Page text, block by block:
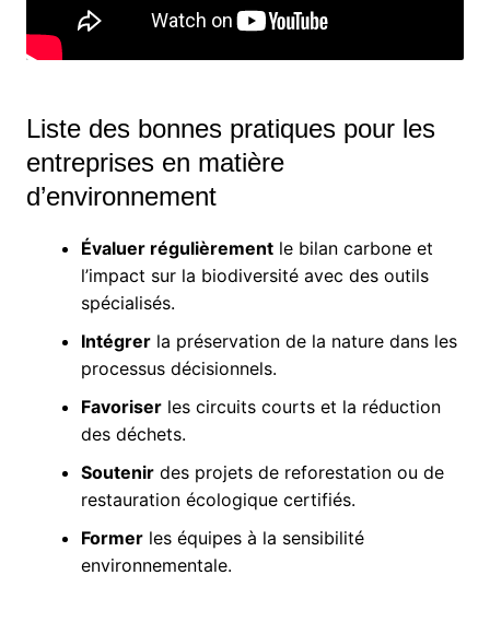
Liste des bonnes pratiques pour les
entreprises en matière
d’environnement
Évaluer régulièrementle bilan carbone et
l’impact sur la biodiversité avec des outils
spécialisés.
Intégrerla préservation de la nature dans les
processus décisionnels.
Favoriserles circuits courts et la réduction
des déchets.
Soutenirdes projets de reforestation ou de
restauration écologique certifiés.
Formerles équipes à la sensibilité
environnementale.